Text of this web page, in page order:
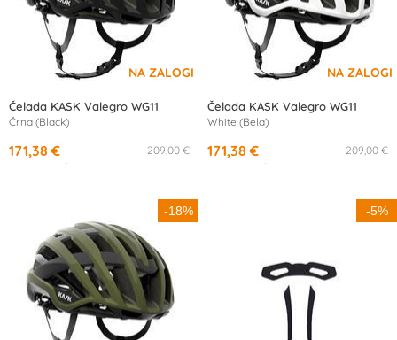
Čelada KASK Valegro WG11
Črna (Black)
209,00 €
171,38 €
/mesec
Čelada KASK Valegro WG11
White (Bela)
209,00 €
171,38 €
/mesec
-18% -5%